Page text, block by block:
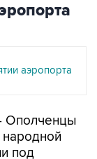
аэропорта
Ополченцы
под